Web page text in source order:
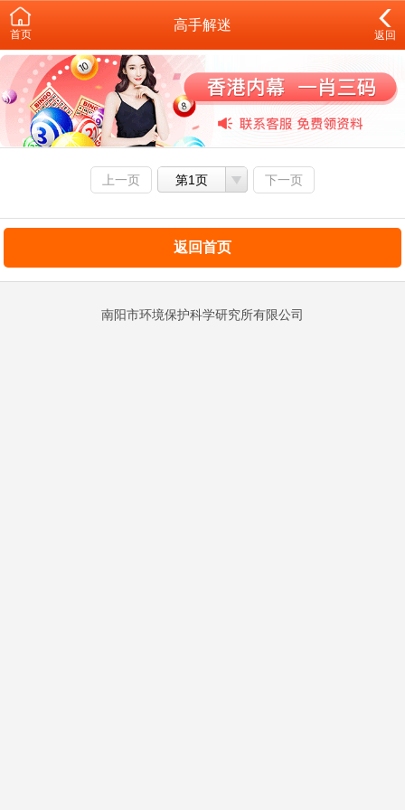
首页
高手解迷
返回
上一页 第1页 下一页
返回首页
南阳市环境保护科学研究所有限公司